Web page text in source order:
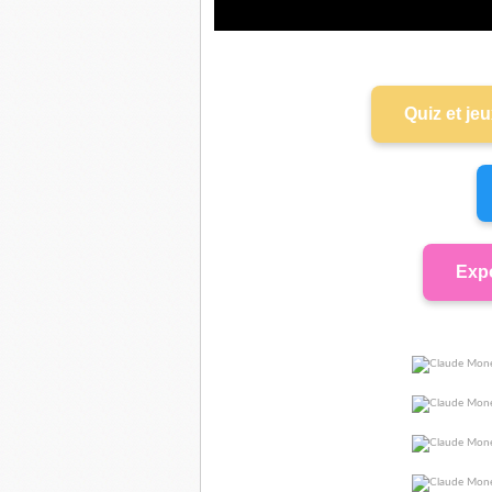
Quiz et